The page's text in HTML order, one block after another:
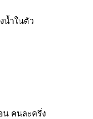
น้ำในตัว
น คนละครึ่ง